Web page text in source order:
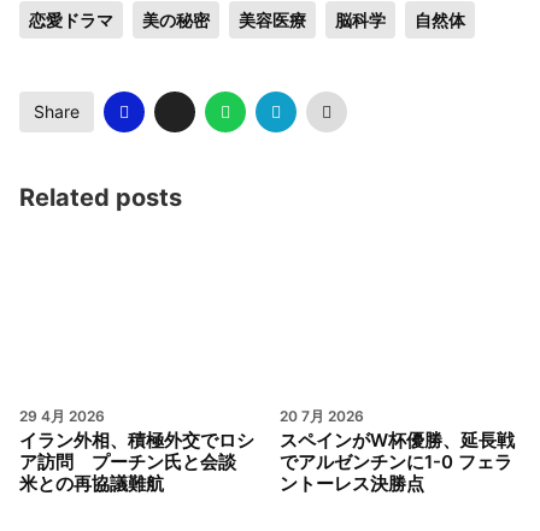
恋愛ドラマ 美の秘密 美容医療 脳科学 自然体
Share
Related posts
29 4月 2026
イラン外相、積極外交でロシ
ア訪問 プーチン氏と会談
米との再協議難航
20 7月 2026
スペインがW杯優勝、延長戦
でアルゼンチンに1-0 フェラ
ントーレス決勝点